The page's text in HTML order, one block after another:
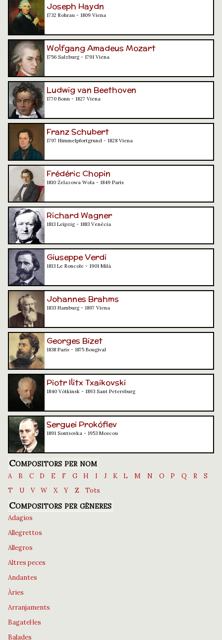
Joseph Haydn
1732 Rohrau - 1809 Viena
Wolfgang Amadeus Mozart
1756 Salzburg - 1791 Viena
Ludwig van Beethoven
1770 Bonn - 1827 Viena
Franz Schubert
1797 Himmelpfortgrund - 1828 Viena
Frédéric Chopin
1810 Żelazowa Wola - 1849 París
Richard Wagner
1813 Leipzig - 1883 Venècia
Giuseppe Verdi
1813 Le Roncole - 1901 Milà
Johannes Brahms
1833 Hamburg - 1897 Viena
Georges Bizet
1838 París - 1875 Bougival
Piotr Ilitx Txaikovski
1840 Vótkinsk - 1893 Sant Petersburg
Serguei Prokófiev
1891 Sontsovka - 1953 Moscou
Compositors per nom
A B C D E F G H I J K L M N O P Q R
S
T
U V W X Y Z Tots
Compositors per gèneres
Adagios
Allegrettos
Allegros
Altres peces
Andantes
Àries
Arranjaments
Bagatel·les
Balades